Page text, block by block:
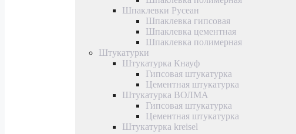
Шпаклевки Русеан
Шпаклевка гипсовая
Шпаклевка цементная
Шпаклевка полимерная
Штукатурки
Штукатурка Кнауф
Гипсовая штукатурка
Цементная штукатурка
Штукатурка ВОЛМА
Гипсовая штукатурка
Цементная штукатурка
Штукатурка kreisel